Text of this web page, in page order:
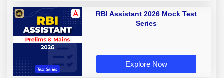
RBI Assistant 2026 Mock Test
Series
Explore Now